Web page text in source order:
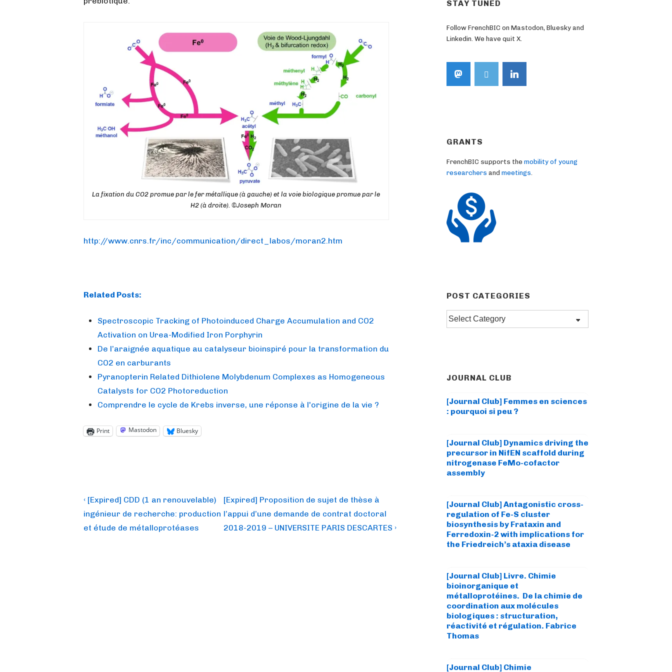
La fixation du CO2 promue par le fer métallique (à gauche) et la voie biologique promue par le
H2 (à droite). ©Joseph Moran
http://www.cnrs.fr/inc/communication/direct_labos/moran2.htm
Related Posts:
Spectroscopic Tracking of Photoinduced Charge Accumulation and CO2
Activation on Urea-Modified Iron Porphyrin
De l’araignée aquatique au catalyseur bioinspiré pour la transformation du
CO2 en carburants
Pyranopterin Related Dithiolene Molybdenum Complexes as Homogeneous
Catalysts for CO2 Photoreduction
Comprendre le cycle de Krebs inverse, une réponse à l'origine de la vie ?
Print Mastodon Bluesky
Post
navigation
Previous
Post
is
‹ [Expired] CDD (1 an renouvelable)
ingénieur de recherche: production
et étude de métalloprotéases
Next
Post
is
[Expired] Proposition de sujet de thèse à
l’appui d’une demande de contrat doctoral
2018-2019 – UNIVERSITE PARIS DESCARTES ›
STAY TUNED
Follow FrenchBIC on Mastodon, Bluesky and
Linkedin. We have quit X.
GRANTS
FrenchBIC supports the mobility of young
researchers and meetings
POST CATEGORIES
Post
categories
JOURNAL CLUB
[Journal Club] Femmes en sciences
: pourquoi si peu ?
[Journal Club] Dynamics driving the
precursor in NifEN scaffold during
nitrogenase FeMo-cofactor
assembly
[Journal Club] Antagonistic cross-
regulation of Fe-S cluster
biosynthesis by Frataxin and
Ferredoxin-2 with implications for
the Friedreich’s ataxia disease
[Journal Club] Livre. Chimie
bioinorganique et
métalloprotéines. De la chimie de
coordination aux molécules
biologiques : structuration,
réactivité et régulation. Fabrice
Thomas
[Journal Club] Chimie